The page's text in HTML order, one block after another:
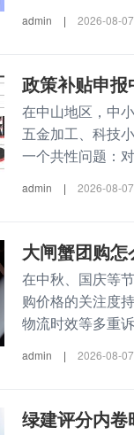
admin | 2026-08-07
政策补贴申
在中山地区，中
五金加工、科技
一个共性问题：
admin | 2026-08-07
大闸蟹团购
在中秋、国庆等
购价格的关注度
物流时效等多重
admin | 2026-08-07
绿建评分内